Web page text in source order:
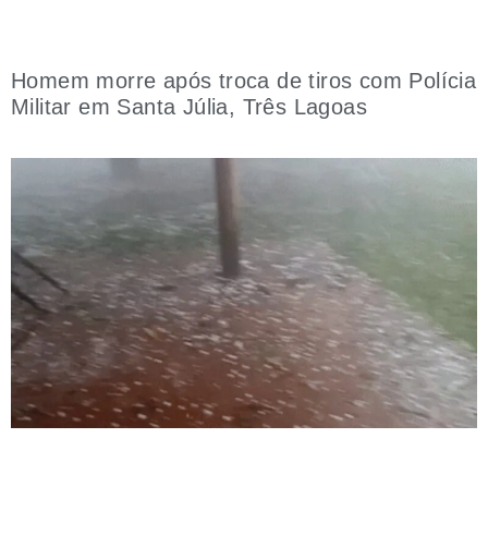
Homem morre após troca de tiros com Polícia
Militar em Santa Júlia, Três Lagoas